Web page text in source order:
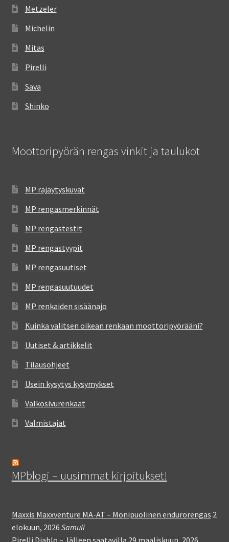
Metzeler
Michelin
Mitas
Pirelli
Sava
Shinko
Moottoripyörän rengas vinkit ja taulukot
MP räjäytyskuvat
MP rengasmerkinnät
MP rengastestit
MP rengastyypit
MP rengasuutiset
MP rengasuutuudet
MP renkaiden sisäänajo
Kuinka valitsen oikean renkaan moottoripyörääni?
Uutiset & artikkelit
Tilausohjeet
Usein kysytys kysymykset
Valkosivurenkaat
Valmistajat
MPblogi – uusimmat kirjoitukset!
Maxxis Maxxventure MA-AT – Monipuolinen endurorengas 2
elokuun, 2026 Samuli
Pirelli Diablo – Jälleen saatavilla 29 maaliskuun, 2026